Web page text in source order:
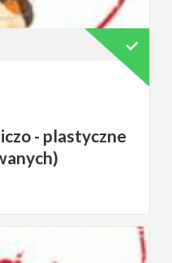
- plastyczne